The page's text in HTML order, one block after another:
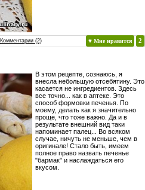
♥ Мне нравится 2
Комментарии (2)
В этом рецепте, сознаюсь, я
внесла небольшую отсебятину. Это
касается не ингредиентов. Здесь
все точно... как в аптеке. Это
способ формовки печенья. По
моему, делать как я значительно
проще, что тоже важно. Да и в
результате внешний вид таки
напоминает палец... Во всяком
случае, ничуть не меньше, чем в
оригинале! Стало быть, имеем
полное право назвать печенье
"бармак" и наслаждаться его
вкусом.